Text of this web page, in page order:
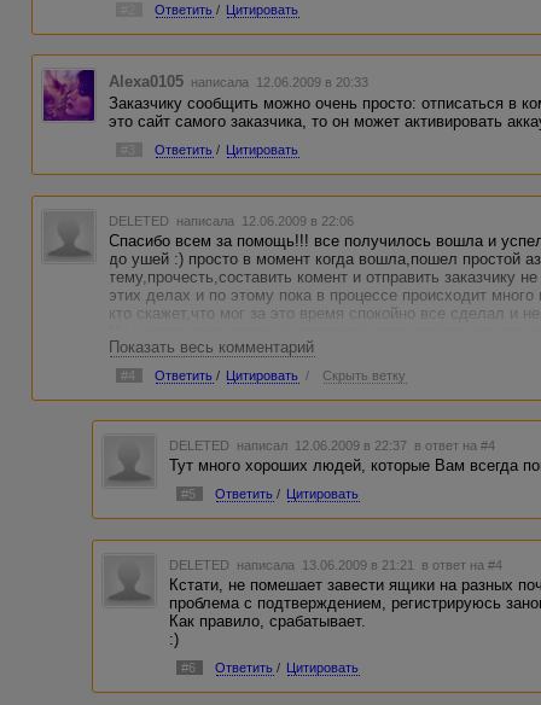
Ответить / Цитировать
Alexa0105 написала 12.06.2009 в 20:33
Заказчику сообщить можно очень просто: отписаться в
это сайт самого заказчика, то он может активировать
#3 Ответить / Цитировать
DELETED написала 12.06.2009 в 22:06
Спасибо всем за помощь!!! все получилось вошла и
до ушей :) просто в момент когда вошла,пошел простой
тему,прочесть,составить комент и отправить заказчику
этих делах и по этому пока в процессе происходит
кто скажет,что мог за это время спокойно все сделал и
А alekssh спасибо отдельное и большое!!!за
времени какой либо совет(даже если не
понимаешь что тебя не игнорят.Это..приводит в
слов нет,просто Спасибо!
Показать весь комментарий
#4 Ответить / Цитировать / Скрыть ветку
DELETED написал 12.06.2009 в 22:37 в ответ на #4
Тут много хороших людей, которые Вам всегда
#5 Ответить / Цитировать
DELETED написала 13.06.2009 в 21:21 в ответ на #4
Кстати, не помешает завести ящики на разных
проблема с подтверждением, регистрируюсь
Как правило, срабатывает.
:)
#6 Ответить / Цитировать